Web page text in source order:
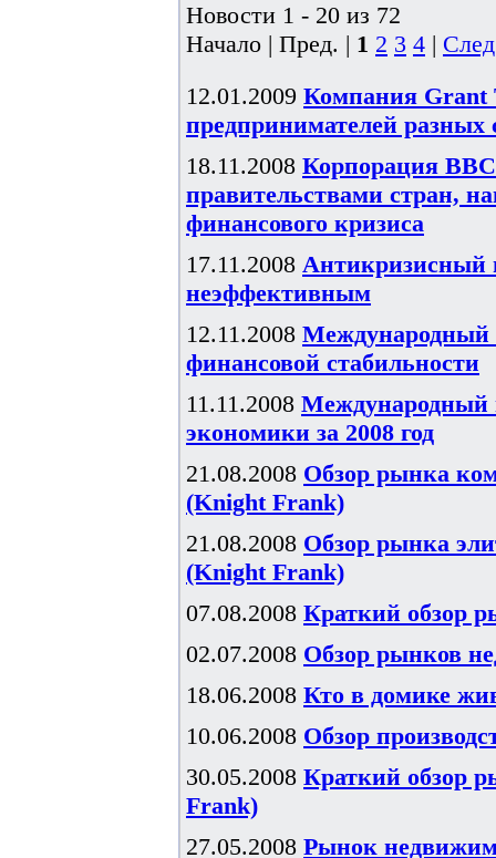
Новости 1 - 20 из 72
Начало | Пред. | 1 2 3 4 |
12.01.2009 Компания Grant
предпринимателей разных
18.11.2008 Корпорация
правительствами стран,
финансового кризиса
17.11.2008 Антикризисный
неэффективным
12.11.2008 Международный
финансовой стабильности
11.11.2008 Международный
экономики за 2008 год
21.08.2008 Обзор рынка
(Knight Frank)
21.08.2008 Обзор рынка
(Knight Frank)
07.08.2008 Краткий обзор
02.07.2008 Обзор рынков
18.06.2008 Кто в домике
10.06.2008 Обзор
30.05.2008 Краткий обзор
Frank)
27.05.2008 Рынок